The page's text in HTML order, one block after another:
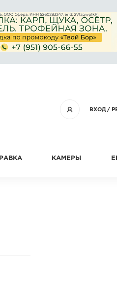
ВХОД/
КАМЕРЫ